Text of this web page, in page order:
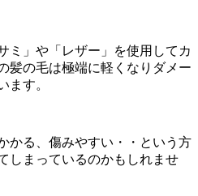
ミ」や「レザー」を使用してカ
髪の毛は極端に軽くなりダメー
ます。
かる、傷みやすい・・という方
しまっているのかもしれませ